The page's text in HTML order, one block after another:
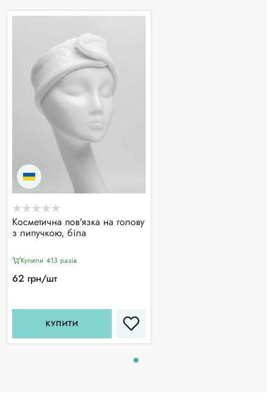
Косметична пов'язка на голову
з липучкою, біла
Купили 413 разiв
62 грн/шт
КУПИТИ